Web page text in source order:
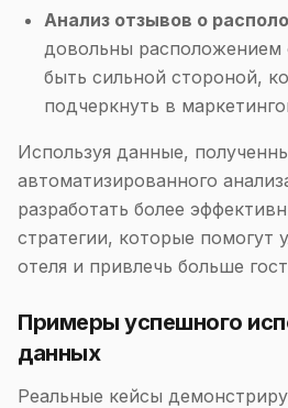
Анализ отзывов о
довольны расположением
быть сильной стороной,
подчеркнуть в
Используя данные,
автоматизированного
разработать более
стратегии, которые помогут
отеля и привлечь больше
Примеры успешного
данных
Реальные кейсы